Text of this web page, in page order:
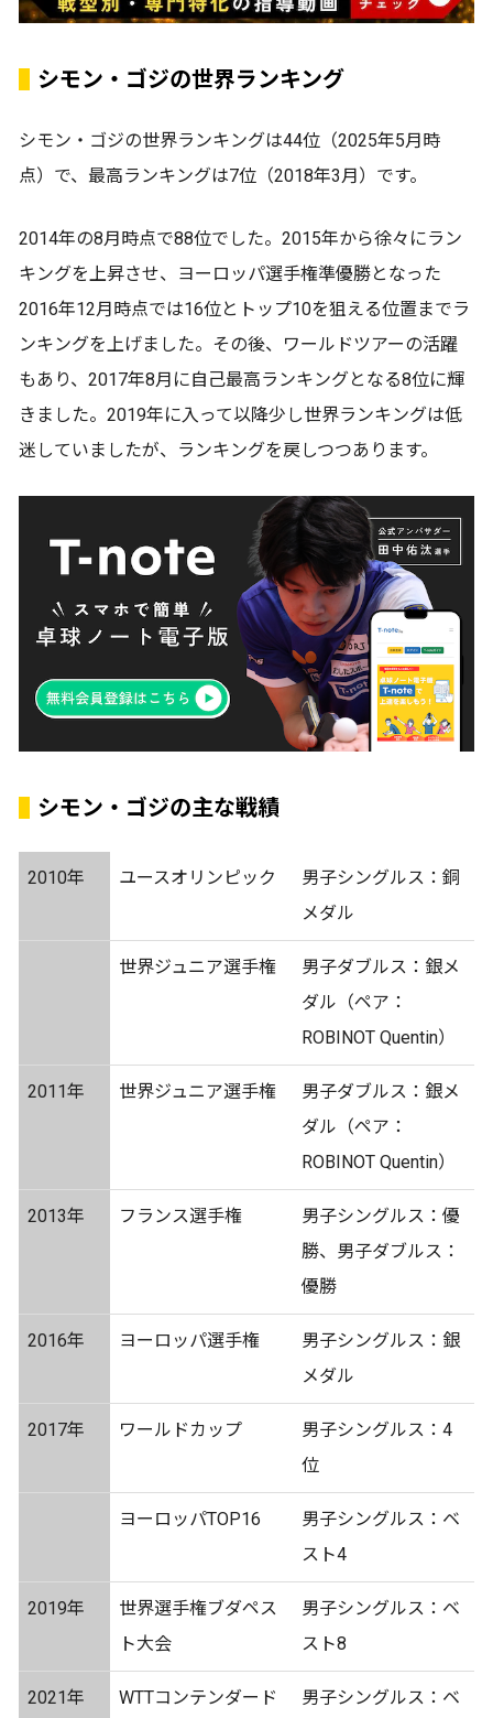
シモン・ゴジの世界ランキング
シモン・ゴジの世界ランキングは44位（2025年5月時
点）で、最高ランキングは7位（2018年3月）です。
2014年の8月時点で88位でした。2015年から徐々にラン
キングを上昇させ、ヨーロッパ選手権準優勝となった
2016年12月時点では16位とトップ10を狙える位置までラ
ンキングを上げました。その後、ワールドツアーの活躍
もあり、2017年8月に自己最高ランキングとなる8位に輝
きました。2019年に入って以降少し世界ランキングは低
迷していましたが、ランキングを戻しつつあります。
シモン・ゴジの主な戦績
2010年 ユースオリンピック
男子シングルス：銅
メダル
世界ジュニア選手権
男子ダブルス：銀メ
ダル（ペア：
ROBINOT Quentin）
2011年 世界ジュニア選手権
男子ダブルス：銀メ
ダル（ペア：
ROBINOT Quentin）
2013年 フランス選手権
男子シングルス：優
勝、男子ダブルス：
優勝
2016年 ヨーロッパ選手権
男子シングルス：銀
メダル
2017年 ワールドカップ
男子シングルス：4
位
ヨーロッパTOP16
男子シングルス：ベ
スト4
2019年
世界選手権ブダペス
ト大会
男子シングルス：ベ
スト8
2021年 WTTコンテンダード 男子シングルス：ベ